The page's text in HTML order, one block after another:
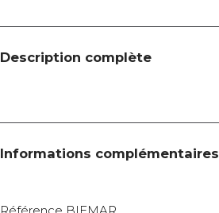
Description complète
Informations complémentaires